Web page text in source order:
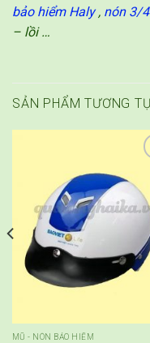
bảo hiểm Haly, nón 3/
– lồi …
SẢN PHẨM TƯƠNG
MŨ - NÓN BẢO HIỂM